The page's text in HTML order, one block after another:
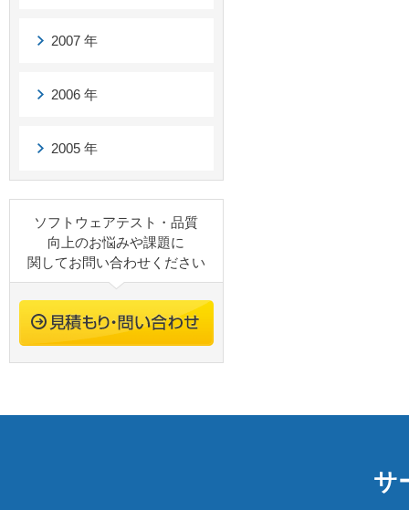
2007 年
2006 年
2005 年
ソフトウェアテスト・品質
向上のお悩みや課題に
関してお問い合わせください
サ